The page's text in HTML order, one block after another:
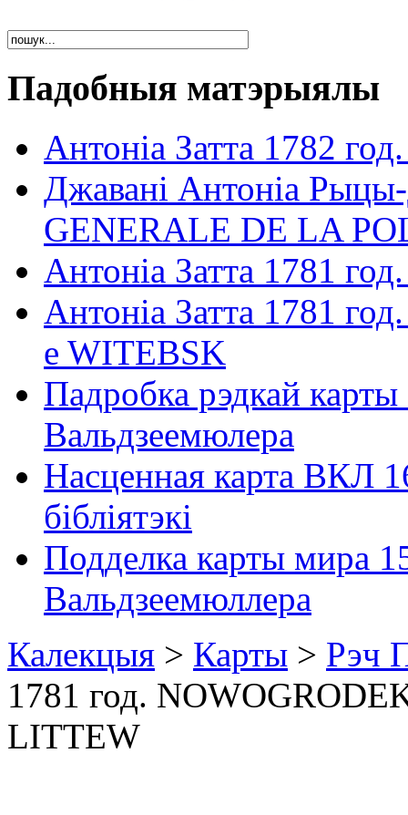
Падобныя матэрыялы
Антоніа Затта 1782
Джавані Антоніа
GENERALE DE LA
Антоніа Затта 1781
Антоніа Затта 1781
e WITEBSK
Падробка рэдкай
Вальдзеемюлера
Насценная карта ВКЛ
бібліятэкі
Подделка карты мира
Вальдзеемюллера
Калекцыя > Карты > Рэч
1781 год.
LITTEW